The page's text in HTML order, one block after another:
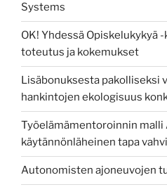
Systems
OK! Yhdessä Opiskelukykyä
toteutus ja kokemukset
Lisäbonuksesta pakolliseksi
hankintojen ekologisuus
Työelämämentoroinnin malli
käytännönläheinen tapa
Autonomisten ajoneuvojen